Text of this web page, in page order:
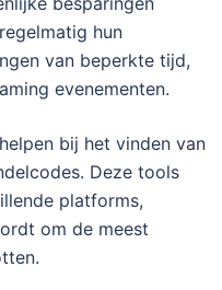
hun
van beperkte tijd,
evenementen.
bij het vinden van
Deze tools
platforms,
om de meest